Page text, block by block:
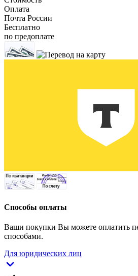
Оплата
Почта России
Бесплатно
по предоплате
Способы оплаты
Ваши покупки Вы можете оплатить
способами.
Для юридических лиц